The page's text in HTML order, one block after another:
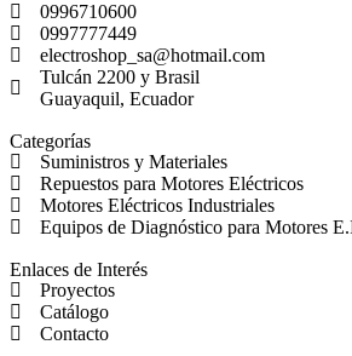
0996710600
0997777449
electroshop_sa@hotmail.com
Tulcán 2200 y Brasil
Guayaquil, Ecuador
Categorías
Suministros y Materiales
Repuestos para Motores Eléctricos
Motores Eléctricos Industriales
Equipos de Diagnóstico para Motores
Enlaces de Interés
Proyectos
Catálogo
Contacto